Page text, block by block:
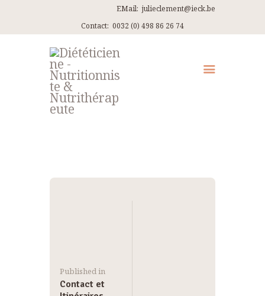
EMail: julieclement@ieck.be
Contact: 0032 (0) 498 86 26 74
QUI SUIS-JE ?
CONSULTATIONS
Navigation
Published in
Contact et